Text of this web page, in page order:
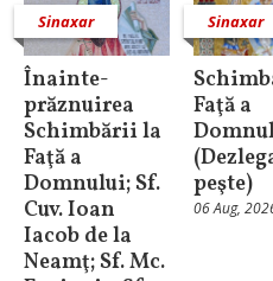
Sinaxar
Înainte-
prăznuirea
Schimbării la
Faţă a
Domnului; Sf.
Cuv. Ioan
Iacob de la
Neamţ; Sf. Mc.
Sinaxar
Faţă a
peşte)
06 Aug,